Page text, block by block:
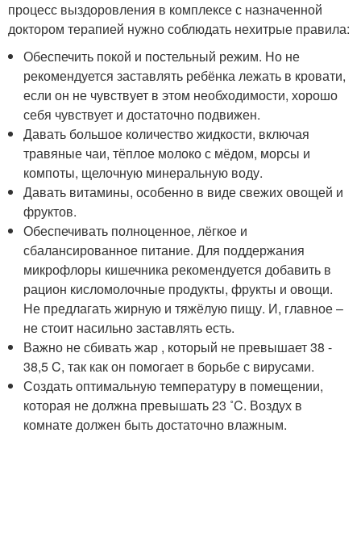
процесс выздоровления в комплексе с назначенной
доктором терапией нужно соблюдать нехитрые правила:
Обеспечить покой и постельный режим. Но не
рекомендуется заставлять ребёнка лежать в кровати,
если он не чувствует в этом необходимости, хорошо
себя чувствует и достаточно подвижен.
Давать большое количество жидкости, включая
травяные чаи, тёплое молоко с мёдом, морсы и
компоты, щелочную минеральную воду.
Давать витамины, особенно в виде свежих овощей и
фруктов.
Обеспечивать полноценное, лёгкое и
сбалансированное питание. Для поддержания
микрофлоры кишечника рекомендуется добавить в
рацион кисломолочные продукты, фрукты и овощи.
Не предлагать жирную и тяжёлую пищу. И, главное –
не стоит насильно заставлять есть.
Важно не сбивать жар , который не превышает 38 -
38,5 C, так как он помогает в борьбе с вирусами.
Создать оптимальную температуру в помещении,
которая не должна превышать 23 ˚C. Воздух в
комнате должен быть достаточно влажным.